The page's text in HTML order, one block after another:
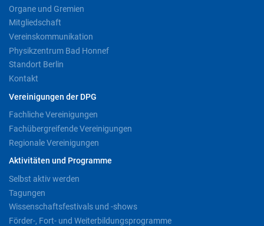
Organe und Gremien
Mitgliedschaft
Vereinskommunikation
Physikzentrum Bad Honnef
Standort Berlin
Kontakt
Vereinigungen der DPG
Fachliche Vereinigungen
Fachübergreifende Vereinigungen
Regionale Vereinigungen
Aktivitäten und Programme
Selbst aktiv werden
Tagungen
Wissenschaftsfestivals und -shows
Förder-, Fort- und Weiterbildungsprogramme